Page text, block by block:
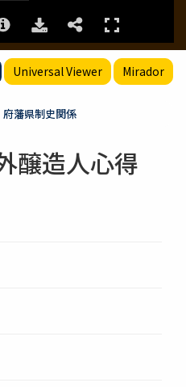
Universal Viewer Mirador
府藩県制史関係
醸造人心得